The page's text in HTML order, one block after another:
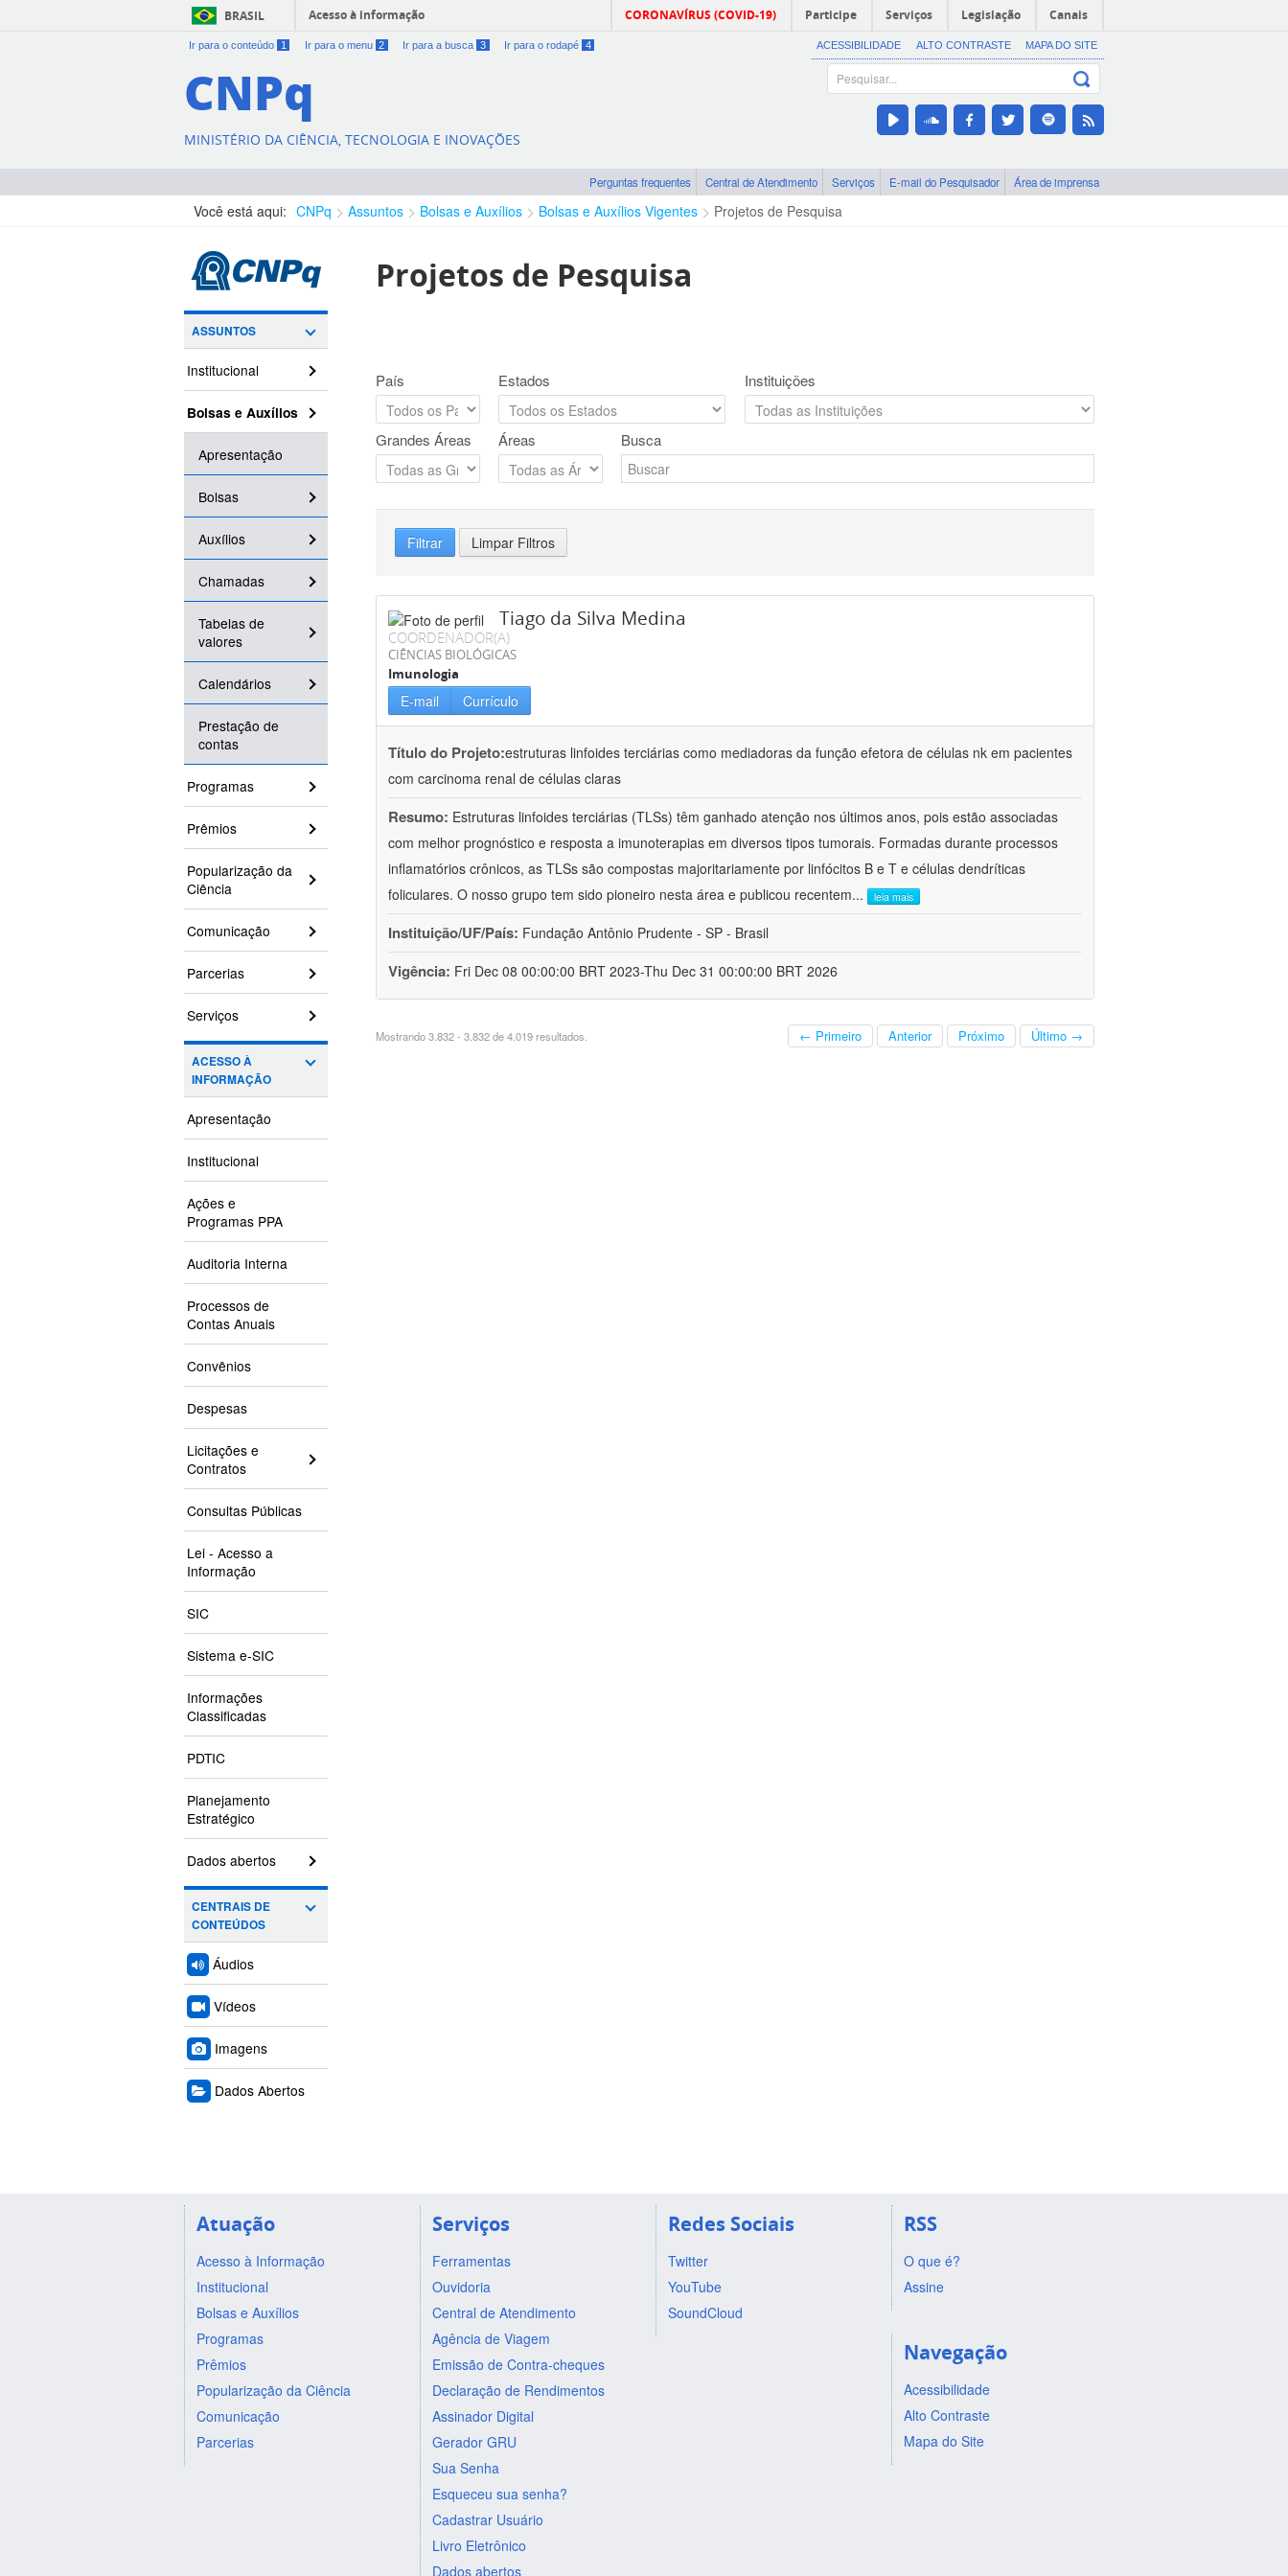
BRASIL Acesso à informação CORONAVÍRUS (COVID-19) Participe Serviços Legislação Canais
Ir para o conteúdo 1 Ir para o menu 2 Ir para a busca 3 Ir para o rodapé 4 ACESSIBILIDADE ALTO CONTRASTE MAPA DO SITE
CNPq
MINISTÉRIO DA CIÊNCIA, TECNOLOGIA E INOVAÇÕES
Perguntas frequentes Central de Atendimento Serviços E-mail do Pesquisador Área de imprensa
Você está aqui: CNPq Assuntos Bolsas e Auxílios Bolsas e Auxílios Vigentes Projetos de Pesquisa
ASSUNTOS
Institucional
Bolsas e Auxílios
Apresentação
Bolsas
Auxílios
Chamadas
Tabelas de
valores
Calendários
Prestação de
contas
Programas
Prêmios
Popularização da
Ciência
Comunicação
Parcerias
Serviços
ACESSO À
INFORMAÇÃO
Apresentação
Institucional
Ações e
Programas PPA
Auditoria Interna
Processos de
Contas Anuais
Convênios
Despesas
Licitações e
Contratos
Consultas Públicas
Lei - Acesso a
Informação
SIC
Sistema e-SIC
Informações
Classificadas
PDTIC
Planejamento
Estratégico
Dados abertos
CENTRAIS DE
CONTEÚDOS
Áudios
Vídeos
Imagens
Dados Abertos
Projetos de Pesquisa
País Estados Instituições
Grandes Áreas Áreas Busca
Filtrar Limpar Filtros
Tiago da Silva Medina
COORDENADOR(A)
CIÊNCIAS BIOLÓGICAS
Imunologia
E-mail Currículo
Título do Projeto:estruturas linfoides terciárias como mediadoras da função efetora de células nk em pacientes
com carcinoma renal de células claras
Resumo: Estruturas linfoides terciárias (TLSs) têm ganhado atenção nos últimos anos, pois estão associadas
com melhor prognóstico e resposta a imunoterapias em diversos tipos tumorais. Formadas durante processos
inflamatórios crônicos, as TLSs são compostas majoritariamente por linfócitos B e T e células dendríticas
foliculares. O nosso grupo tem sido pioneiro nesta área e publicou recentem... leia mais
Instituição/UF/País: Fundação Antônio Prudente - SP - Brasil
Vigência: Fri Dec 08 00:00:00 BRT 2023-Thu Dec 31 00:00:00 BRT 2026
Mostrando 3.832 - 3.832 de 4.019 resultados. ← Primeiro Anterior Próximo Último →
Atuação
Acesso à Informação
Institucional
Bolsas e Auxílios
Programas
Prêmios
Popularização da Ciência
Comunicação
Parcerias
Serviços
Ferramentas
Ouvidoria
Central de Atendimento
Agência de Viagem
Emissão de Contra-cheques
Declaração de Rendimentos
Assinador Digital
Gerador GRU
Sua Senha
Esqueceu sua senha?
Cadastrar Usuário
Livro Eletrônico
Dados abertos
Redes Sociais
Twitter
YouTube
SoundCloud
RSS
O que é?
Assine
Navegação
Acessibilidade
Alto Contraste
Mapa do Site